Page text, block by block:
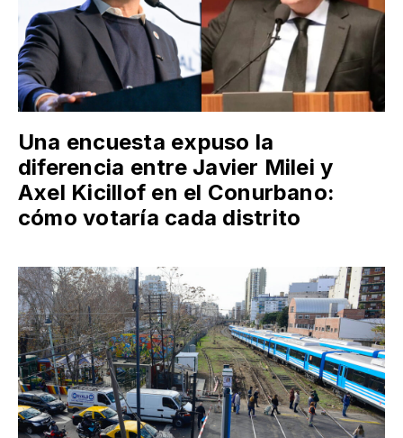
Una encuesta expuso la
diferencia entre Javier Milei y
Axel Kicillof en el Conurbano:
cómo votaría cada distrito